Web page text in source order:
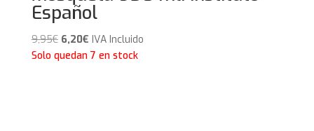
Español
9,95€ El
precio
6,20€El
precio
IVA Incluido
Solo quedan 7 en stock